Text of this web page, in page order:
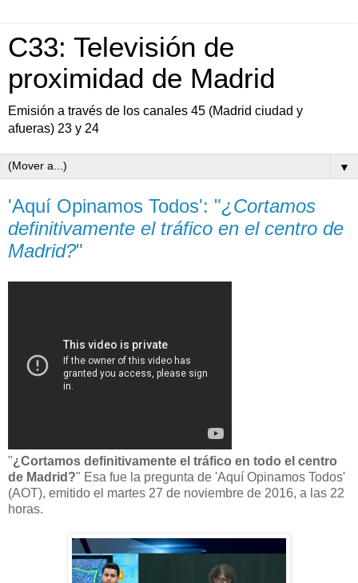
C33: Televisión de
proximidad de Madrid
Emisión a través de los canales 45 (Madrid ciudad y
afueras) 23 y 24
▼
'Aquí Opinamos Todos': "¿Cortamos
definitivamente el tráfico en el centro de
Madrid?"
"¿Cortamos definitivamente el tráfico en todo el centro
de Madrid?" Esa fue la pregunta de 'Aquí Opinamos Todos'
(AOT), emitido el martes 27 de noviembre de 2016, a las 22
horas.